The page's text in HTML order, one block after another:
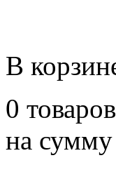
В
0 товаров
на сумму